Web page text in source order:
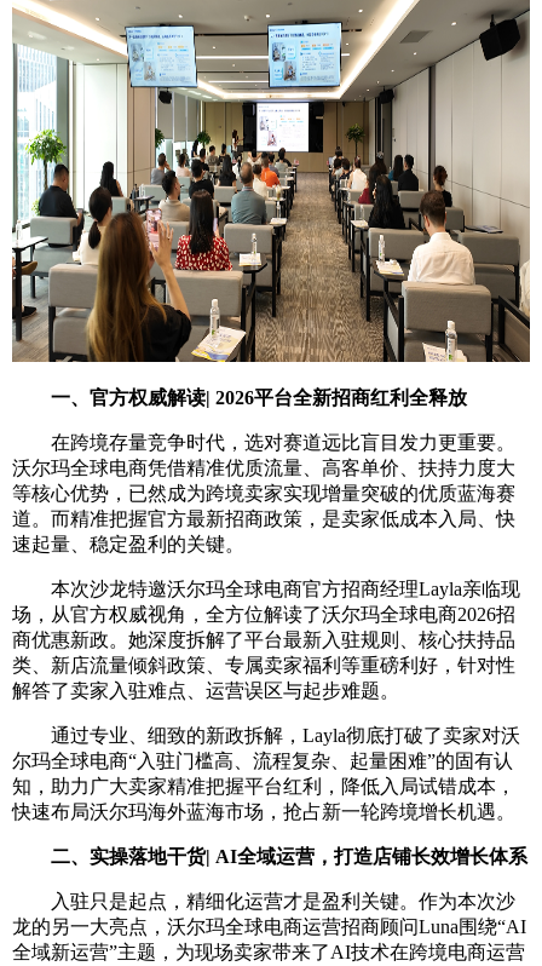
一、官方权威解读| 2026平台全新招商红利全释放
在跨境存量竞争时代，选对赛道远比盲目发力更重要。
沃尔玛全球电商凭借精准优质流量、高客单价、扶持力度大
等核心优势，已然成为跨境卖家实现增量突破的优质蓝海赛
道。而精准把握官方最新招商政策，是卖家低成本入局、快
速起量、稳定盈利的关键。
本次沙龙特邀沃尔玛全球电商官方招商经理Layla亲临现
场，从官方权威视角，全方位解读了沃尔玛全球电商2026招
商优惠新政。她深度拆解了平台最新入驻规则、核心扶持品
类、新店流量倾斜政策、专属卖家福利等重磅利好，针对性
解答了卖家入驻难点、运营误区与起步难题。
通过专业、细致的新政拆解，Layla彻底打破了卖家对沃
尔玛全球电商“入驻门槛高、流程复杂、起量困难”的固有认
知，助力广大卖家精准把握平台红利，降低入局试错成本，
快速布局沃尔玛海外蓝海市场，抢占新一轮跨境增长机遇。
二、实操落地干货| AI全域运营，打造店铺长效增长体系
入驻只是起点，精细化运营才是盈利关键。作为本次沙
龙的另一大亮点，沃尔玛全球电商运营招商顾问Luna围绕“AI
全域新运营”主题，为现场卖家带来了AI技术在跨境电商运营